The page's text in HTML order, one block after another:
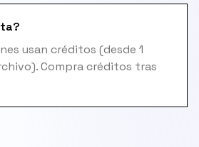
usan créditos (desde 1
Compra créditos tras